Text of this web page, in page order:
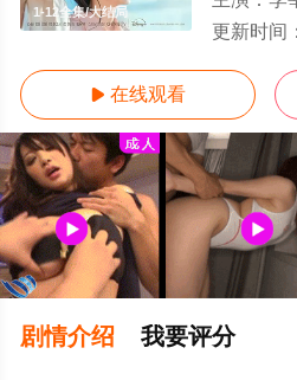
1-12全集/大结局
更新时间：
 在线观看
剧情介绍 我要评分